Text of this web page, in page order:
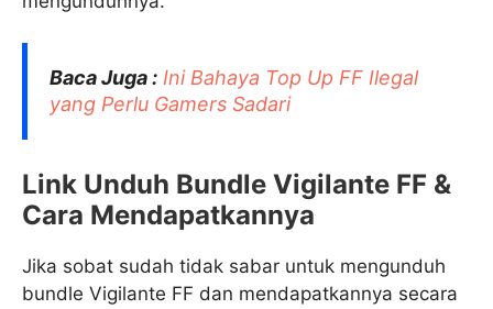
Baca Juga : Ini Bahaya Top Up FF Ilegal
yang Perlu Gamers Sadari
Link Unduh Bundle Vigilante FF &
Cara Mendapatkannya
Jika sobat sudah tidak sabar untuk mengunduh
bundle Vigilante FF dan mendapatkannya secara